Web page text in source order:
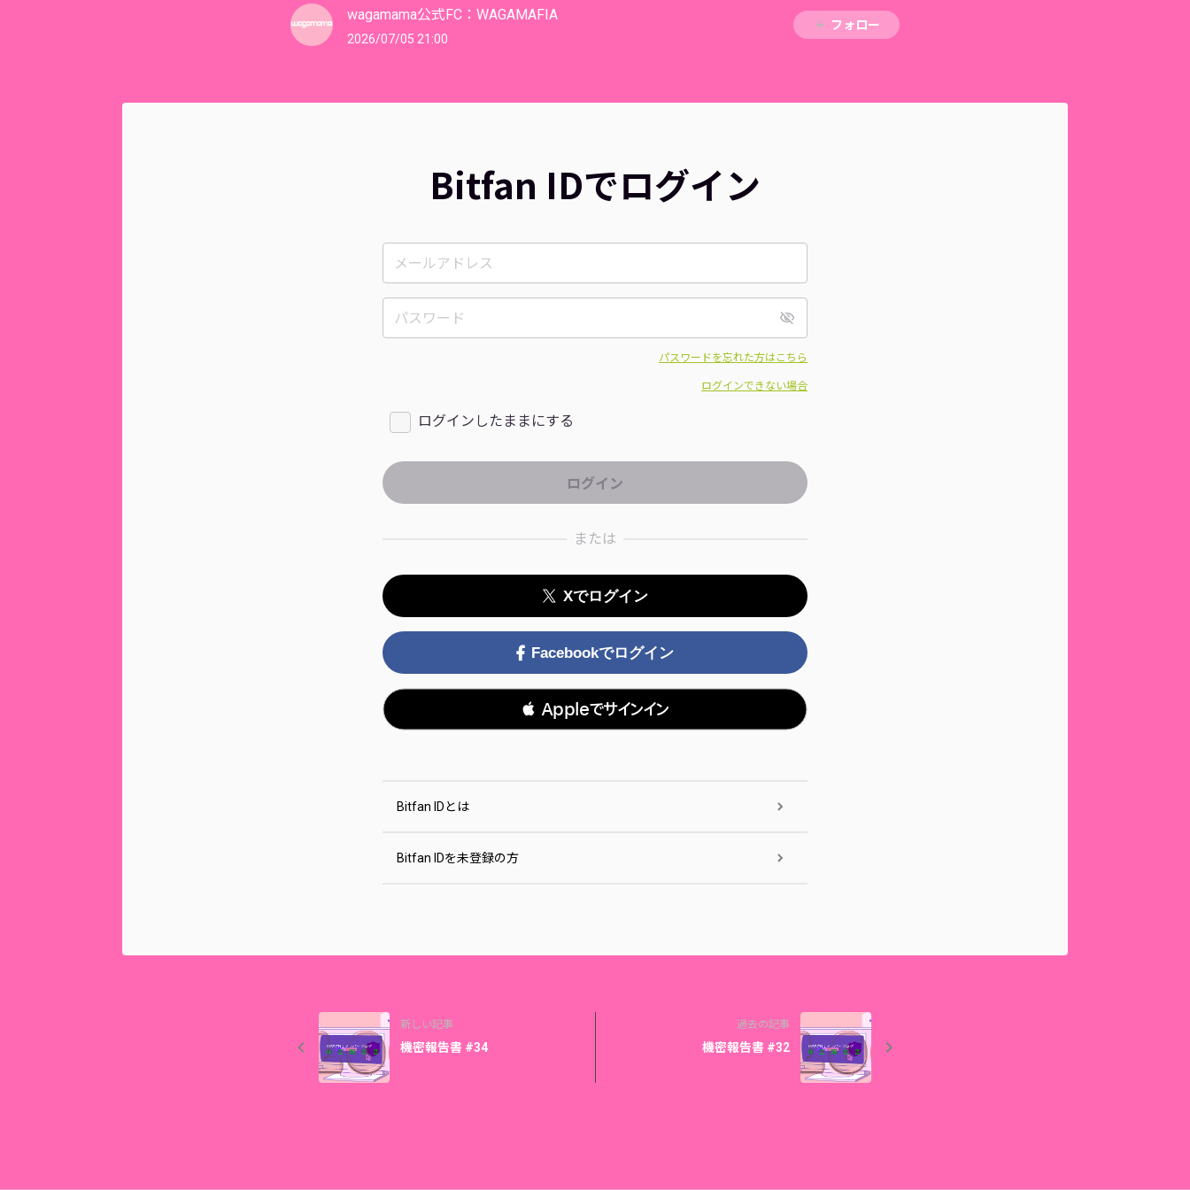
wagamama公式FC：WAGAMAFIA
2026/07/05 21:00
フォロー
Bitfan IDでログイン
パスワードを忘れた方はこちら
ログインできない場合
ログインしたままにする
または
Xでログイン
Facebookでログイン
 Appleでサインイン
Bitfan IDとは
Bitfan IDを未登録の方
新しい記事
機密報告書 #34
過去の記事
機密報告書 #32